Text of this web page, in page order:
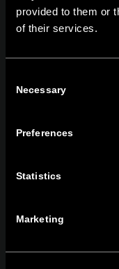
provided to them or
of their services.
Selection
Necessary
Preferences
Statistics
Marketing
TEM Čatež d.o.o.,
Egyetértek